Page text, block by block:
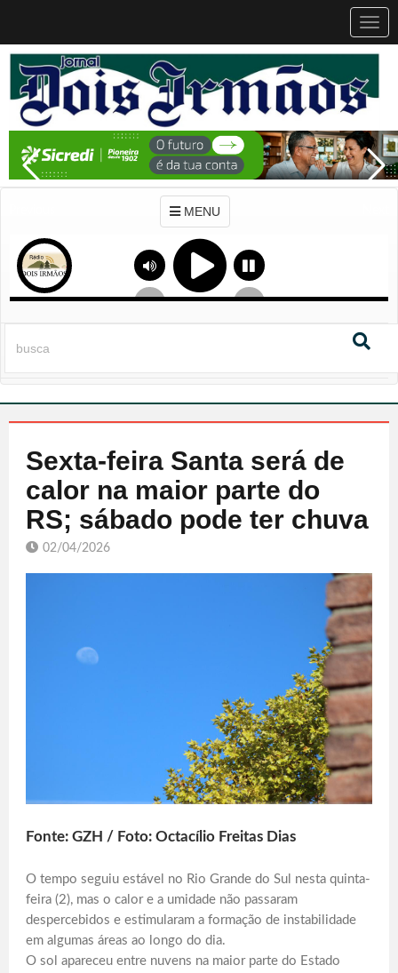
MENU
Sexta-feira Santa será de
calor na maior parte do
RS; sábado pode ter chuva
02/04/2026
Fonte: GZH / Foto: Octacílio Freitas Dias
O tempo seguiu estável no Rio Grande do Sul nesta quinta-
feira (2), mas o calor e a umidade não passaram
despercebidos e estimularam a formação de instabilidade
em algumas áreas ao longo do dia.
O sol apareceu entre nuvens na maior parte do Estado